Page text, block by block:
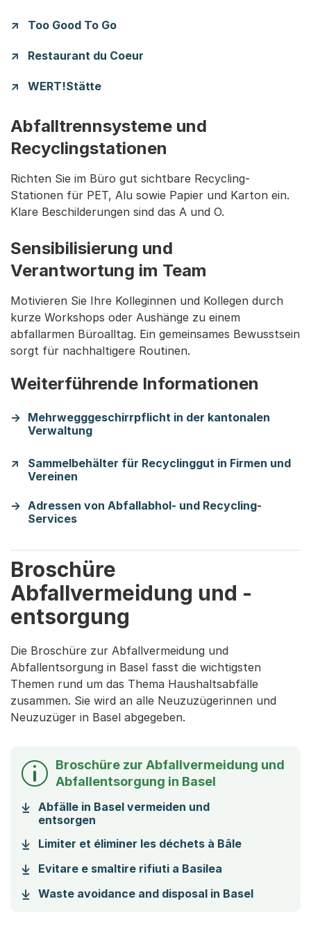
Too Good To Go
Restaurant du Coeur
WERT!Stätte
Abfalltrennsysteme und
Recyclingstationen
Richten Sie im Büro gut sichtbare Recycling-
Stationen für PET, Alu sowie Papier und Karton ein.
Klare Beschilderungen sind das A und O.
Sensibilisierung und
Verantwortung im Team
Motivieren Sie Ihre Kolleginnen und Kollegen durch
kurze Workshops oder Aushänge zu einem
abfallarmen Büroalltag. Ein gemeinsames Bewusstsein
sorgt für nachhaltigere Routinen.
Weiterführende Informationen
Mehrwegggeschirrpflicht in der kantonalen
Verwaltung
Sammelbehälter für Recyclinggut in Firmen und
Vereinen
Adressen von Abfallabhol- und Recycling-
Services
Broschüre
Abfallvermeidung und -
entsorgung
Die Broschüre zur Abfallvermeidung und
Abfallentsorgung in Basel fasst die wichtigsten
Themen rund um das Thema Haushaltsabfälle
zusammen. Sie wird an alle Neuzuzügerinnen und
Neuzuzüger in Basel abgegeben.
Broschüre zur Abfallvermeidung und
Abfallentsorgung in Basel
Abfälle in Basel vermeiden und
entsorgen
Limiter et éliminer les déchets à Bâle(Startet
Evitare e smaltire rifiuti a Basilea
Waste avoidance and disposal in Basel(Startet